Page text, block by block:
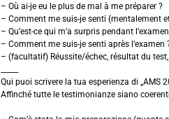
– Où ai-je eu le plus de mal à me préparer ?
– Comment me suis-je senti (mentalement
– Qu’est-ce qui m’a surpris pendant
– Comment me suis-je senti après
– (facultatif) Réussite/échec, résultat du
Qui puoi scrivere la tua esperienza di „AMS
Affinché tutte le testimonianze siano